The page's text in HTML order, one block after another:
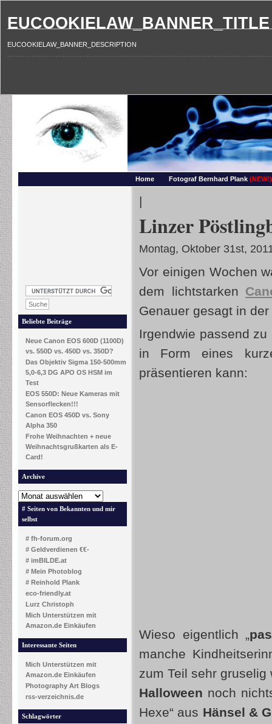
EUCOOKIELAW_BANNER_TITLE
EUCOOKIELAW_BANNER_DESCRIPTION
Home Fotograf Bernhard Plank (NEW!)
Beliebte Beiträge
Neue Canon EOS 600D (1100D)
vs. 550D vs. 450D vs. 350D?
Das Objektiv Sigma 150-500mm
5,0-6,3 DG APO OS HSM im
Test
EOS 550D: Neue Kameras mit
Sensorflecken!!!
Canon EOS 450D vs. Sony
Alpha 350
Frohe Weihnachten + neue
Weihnachtsgrußkarten als E-
Card!
Archive
# Seiten von Bekannten und mir
selbst
# fh-forum.org
# Geldverdienen €€-
# imBILDE.at
# Mein Photoblog
# Reinhold Plank
eco-friendly.at
Lurz Christoph
Mich Unterstützen mit
Amazon.de Einkäufen
Interessante Seiten
Mich Unterstützen mit
Amazon.de Einkäufen
Photography Art Blogs
rss-verzeichnis.de
Schlagwörter
|
Linzer
Montag, Oktober 31st,
Vor einigen Wochen
dem lichtstarken
Genauer gesagt in der
Irgendwie passend zu
in Form eines
präsentieren kann:
Wieso eigentlich „
manche
zum Teil sehr
Halloween noch
Hexe“ aus Hänsel &